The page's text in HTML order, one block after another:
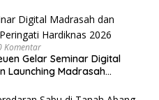
Komentar
Gelar Seminar Digital
Launching Madrasah